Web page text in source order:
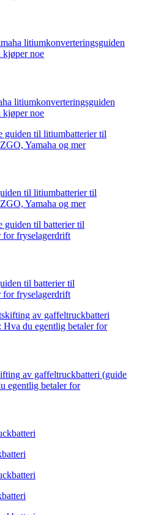
litiumkonverteringsguiden
kjøper noe
til litiumbatterier til
Yamaha og mer
til batterier til
for fryselagerdrift
av gaffeltruckbatteri (guide
egentlig betaler for